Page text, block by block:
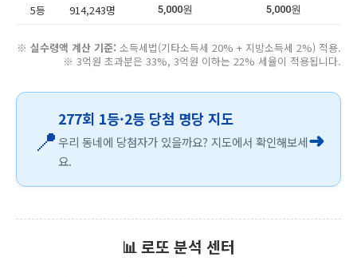
5등 914,243명 5,000원 5,000원
※ 실수령액 계산 기준: 소득세법(기타소득세 20% + 지방소득세 2%) 적용.
※ 3억원 초과분은 33%, 3억원 이하는 22% 세율이 적용됩니다.
📍
277회 1등·2등 당첨 명당 지도
우리 동네에 당첨자가 있을까요? 지도에서 확인해보세
요.
➜
📊 로또 분석 센터